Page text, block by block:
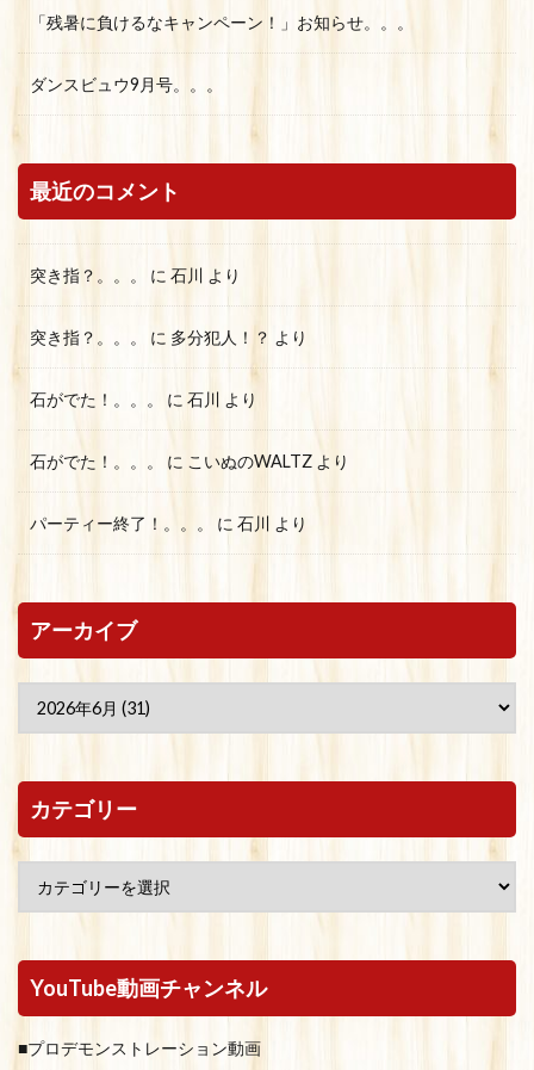
「残暑に負けるなキャンペーン！」お知らせ。。。
ダンスビュウ9月号。。。
最近のコメント
突き指？。。。 に 石川 より
突き指？。。。 に 多分犯人！？ より
石がでた！。。。 に 石川 より
石がでた！。。。 に こいぬのWALTZ より
パーティー終了！。。。 に 石川 より
アーカイブ
カテゴリー
YouTube動画チャンネル
■プロデモンストレーション動画